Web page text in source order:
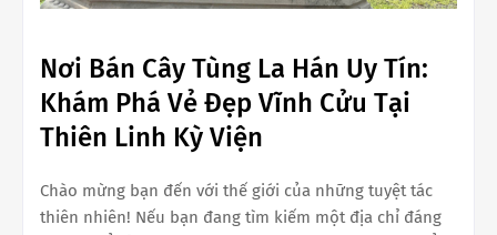
Nơi Bán Cây Tùng La Hán Uy Tín:
Khám Phá Vẻ Đẹp Vĩnh Cửu Tại
Thiên Linh Kỳ Viện
Chào mừng bạn đến với thế giới của những tuyệt tác
thiên nhiên! Nếu bạn đang tìm kiếm một địa chỉ đáng